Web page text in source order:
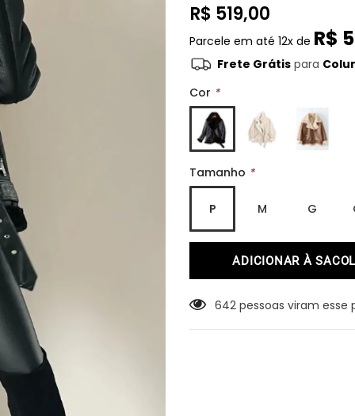
R$ 519,00
Parcele em até 12x de R$
Frete Grátis para
Cor *
Tamanho *
P M G
642 pessoas viram esse